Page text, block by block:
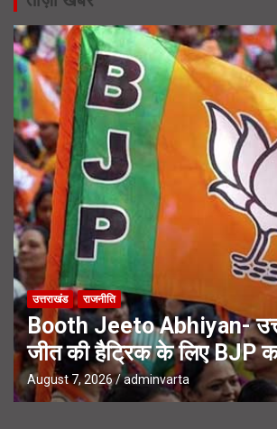
उत्तराखंड राजनीति
Booth Jeeto Abhiyan-
जीत की हैट्रिक के लिए BJP
August 7, 2026 adminvarta